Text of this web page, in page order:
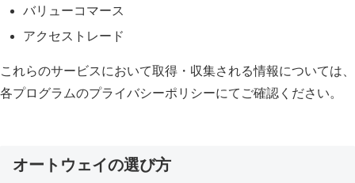
バリューコマース
アクセストレード
これらのサービスにおいて取得・収集される情報については、
各プログラムのプライバシーポリシーにてご確認ください。
オートウェイの選び方